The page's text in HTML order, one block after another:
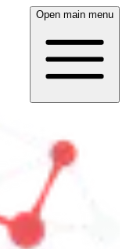
Open main menu